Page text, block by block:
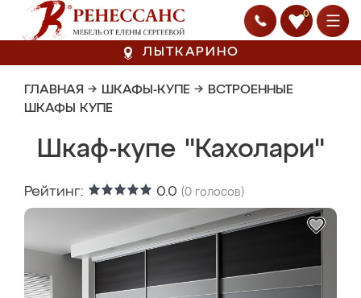
0
ЛЫТКАРИНО
ГЛАВНАЯ → ШКАФЫ-КУПЕ → ВСТРОЕННЫЕ
ШКАФЫ КУПЕ
Шкаф-купе "Кахолари"
Рейтинг: 0.0 (0 голосов)